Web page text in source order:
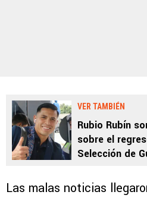
VER TAMBIÉN
Rubio Rubín
sobre el
Selección de
Las malas noticias